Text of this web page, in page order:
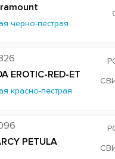
черно-пестрая
EROTIC-RED-ET
красно-пестрая
PETULA